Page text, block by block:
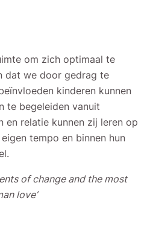
om zich optimaal te
dat we door gedrag te
kinderen kunnen
te begeleiden vanuit
en relatie kunnen zij leren op
tempo en binnen hun
of change and the most
love’